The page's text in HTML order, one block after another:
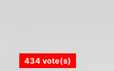
434 vote(s)